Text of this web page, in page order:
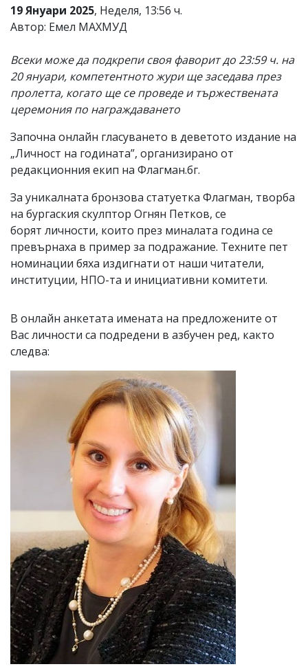
ни!
19 Януари 2025, Неделя, 13:56 ч.
Автор: Емел МАХМУД
Всеки може да подкрепи своя фаворит до 23:59 ч. на
20 януари, компетентното жури ще заседава през
пролетта, когато ще се проведе и тържествената
церемония по награждаването
Започна онлайн гласуването в деветото издание на
„Личност на годината”, организирано от
редакционния екип на Флагман.бг.
За уникалната бронзова статуетка Флагман, творба
на бургаския скулптор Огнян Петков, се
борят личности, които през миналата година се
превърнаха в пример за подражание. Техните пет
номинации бяха издигнати от наши читатели,
институции, НПО-та и инициативни комитети.
В онлайн анкетата имената на предложените от
Вас личности са подредени в азбучен ред, както
следва: